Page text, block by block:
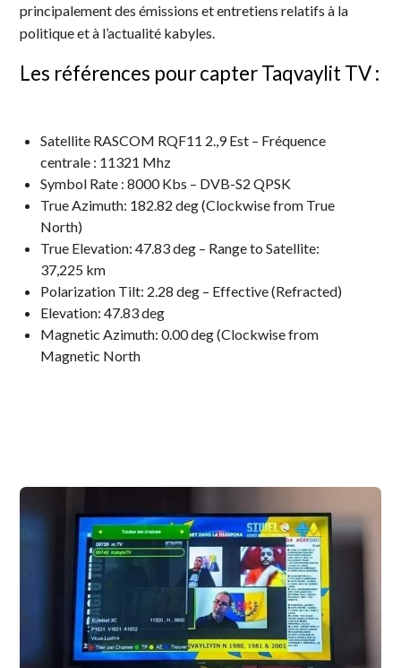
principalement des émissions et entretiens relatifs à la
politique et à l’actualité kabyles.
Les références pour capter Taqvaylit TV :
Satellite RASCOM RQF11 2.,9 Est – Fréquence
centrale : 11321 Mhz
Symbol Rate : 8000 Kbs – DVB-S2 QPSK
True Azimuth: 182.82 deg (Clockwise from True
North)
True Elevation: 47.83 deg – Range to Satellite:
37,225 km
Polarization Tilt: 2.28 deg – Effective (Refracted)
Elevation: 47.83 deg
Magnetic Azimuth: 0.00 deg (Clockwise from
Magnetic North